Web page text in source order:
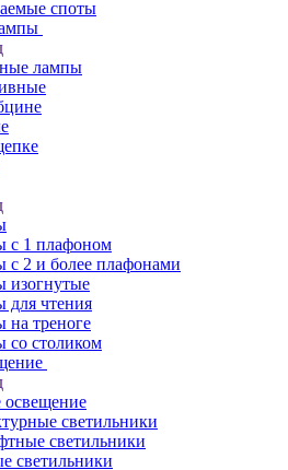
споты
лампы
с 1 плафоном
с 2 и более плафонами
изогнутые
для чтения
на треноге
со столиком
освещение
светильники
светильники
светильники